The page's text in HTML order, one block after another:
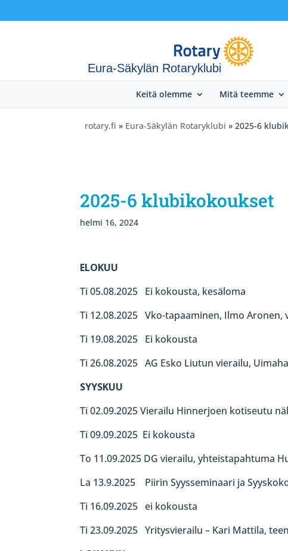
Eura-Säkylän Rotaryklubi
Keitä olemme Mitä teemme
rotary.fi » Eura-Säkylän Rotaryklubi » 2025-6
2025-6 klubikokoukset
helmi 16, 2024
ELOKUU
Ti 05.08.2025 Ei kokousta, kesäloma
Ti 12.08.2025 Vko-tapaaminen, Ilmo Aronen,
Ti 19.08.2025 Ei kokousta
Ti 26.08.2025 AG Esko Liutun vierailu,
SYYSKUU
Ti 02.09.2025 Vierailu Hinnerjoen kotiseutu
Ti 09.09.2025 Ei kokousta
To 11.09.2025 DG vierailu, yhteistapahtuma
La 13.9.2025 Piirin Syysseminaari ja
Ti 16.09.2025 ei kokousta
Ti 23.09.2025 Yritysvierailu – Kari Mattila,